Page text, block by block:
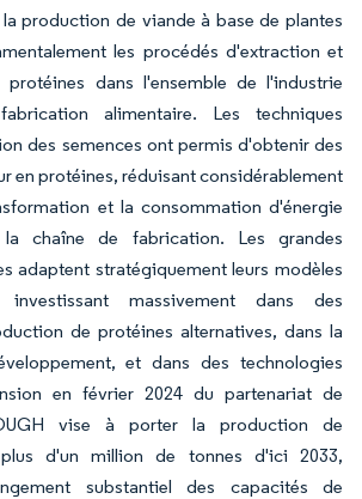
la production de viande à base de plantes
les procédés d'extraction et
dans l'ensemble de l'industrie
alimentaire. Les techniques
des semences ont permis d'obtenir des
en protéines, réduisant considérablement
et la consommation d'énergie
chaîne de fabrication. Les grandes
adaptent stratégiquement leurs modèles
investissant massivement dans des
de protéines alternatives, dans la
et dans des technologies
en février 2024 du partenariat de
vise à porter la production de
d'un million de tonnes d'ici 2033,
substantiel des capacités de